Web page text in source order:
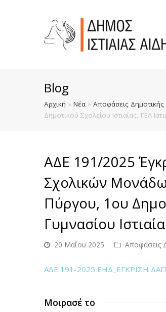
Blog
Αρχική » Νέα » Αποφάσεις Δημοτικής
Δημοτικού Σχολείου Ιστιαίας, ΓΕΛ
ΑΔΕ 191/2025
Σχολικών
Πύργου, 1ου
Γυμνασίου
20 Μαΐου 2025 Αποφάσεις
ΑΔΕ 191-2025 ΕΗΔ_ΕΓΚΡΙΣΗ
Μοιρασέ το